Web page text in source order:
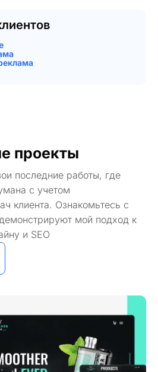
проекты
последние работы, где
с учетом
клиента. Ознакомьтесь с
мой подход к
и SEO